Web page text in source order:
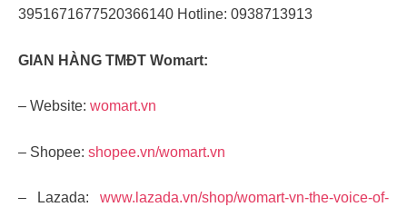
3951671677520366140 Hotline: 0938713913
GIAN HÀNG TMĐT Womart:
– Website: womart.vn
– Shopee: shopee.vn/womart.vn
– Lazada: www.lazada.vn/shop/womart-vn-the-voice-of-